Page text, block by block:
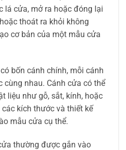
lá cửa, mở ra hoặc đóng lại
thoát ra khỏi không
cơ bản của một mẫu cửa
bốn cánh chính, mỗi cánh
cùng nhau. Cánh cửa có thể
liệu như gỗ, sắt, kính, hoặc
kích thước và thiết kế
mẫu cửa cụ thể.
thường được gắn vào